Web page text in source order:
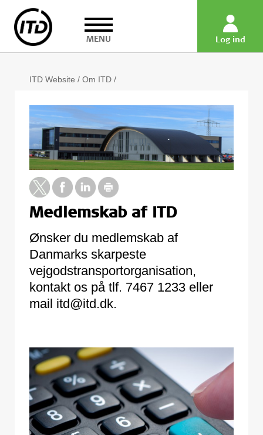
MENU Log ind
ITD Website / Om ITD /
Medlemskab af ITD
Ønsker du medlemskab af
Danmarks skarpeste
vejgodstransportorganisation,
kontakt os på tlf. 7467 1233 eller
mail itd@itd.dk.